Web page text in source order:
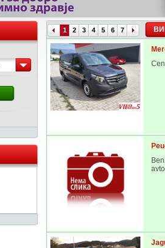
1 2 3 4 5 6 7